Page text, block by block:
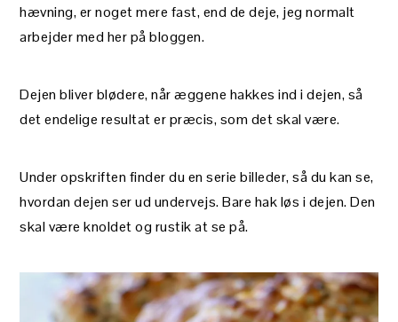
hævning, er noget mere fast, end de deje, jeg normalt
arbejder med her på bloggen.
Dejen bliver blødere, når æggene hakkes ind i dejen, så
det endelige resultat er præcis, som det skal være.
Under opskriften finder du en serie billeder, så du kan se,
hvordan dejen ser ud undervejs. Bare hak løs i dejen. Den
skal være knoldet og rustik at se på.